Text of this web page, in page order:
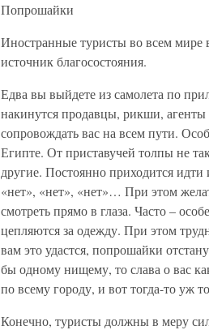
Попрошайки
Иностранные туристы во всем
источник благосостояния.
Едва вы выйдете из самолета по
накинутся продавцы, рикши,
сопровождать вас на всем пути.
Египте. От приставучей толпы не
другие. Постоянно приходится
«нет», «нет», «нет»… При этом
смотреть прямо в глаза. Часто –
цепляются за одежду. При этом
вам это удастся, попрошайки
бы одному нищему, то слава о вас
по всему городу, и вот тогда-то уж
Конечно, туристы должны в меру